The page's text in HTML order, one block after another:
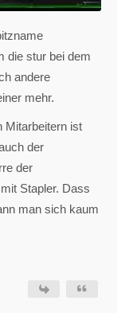
die stur bei dem
andere
mehr.
Mitarbeitern ist
der
der
Stapler. Dass
man sich kaum